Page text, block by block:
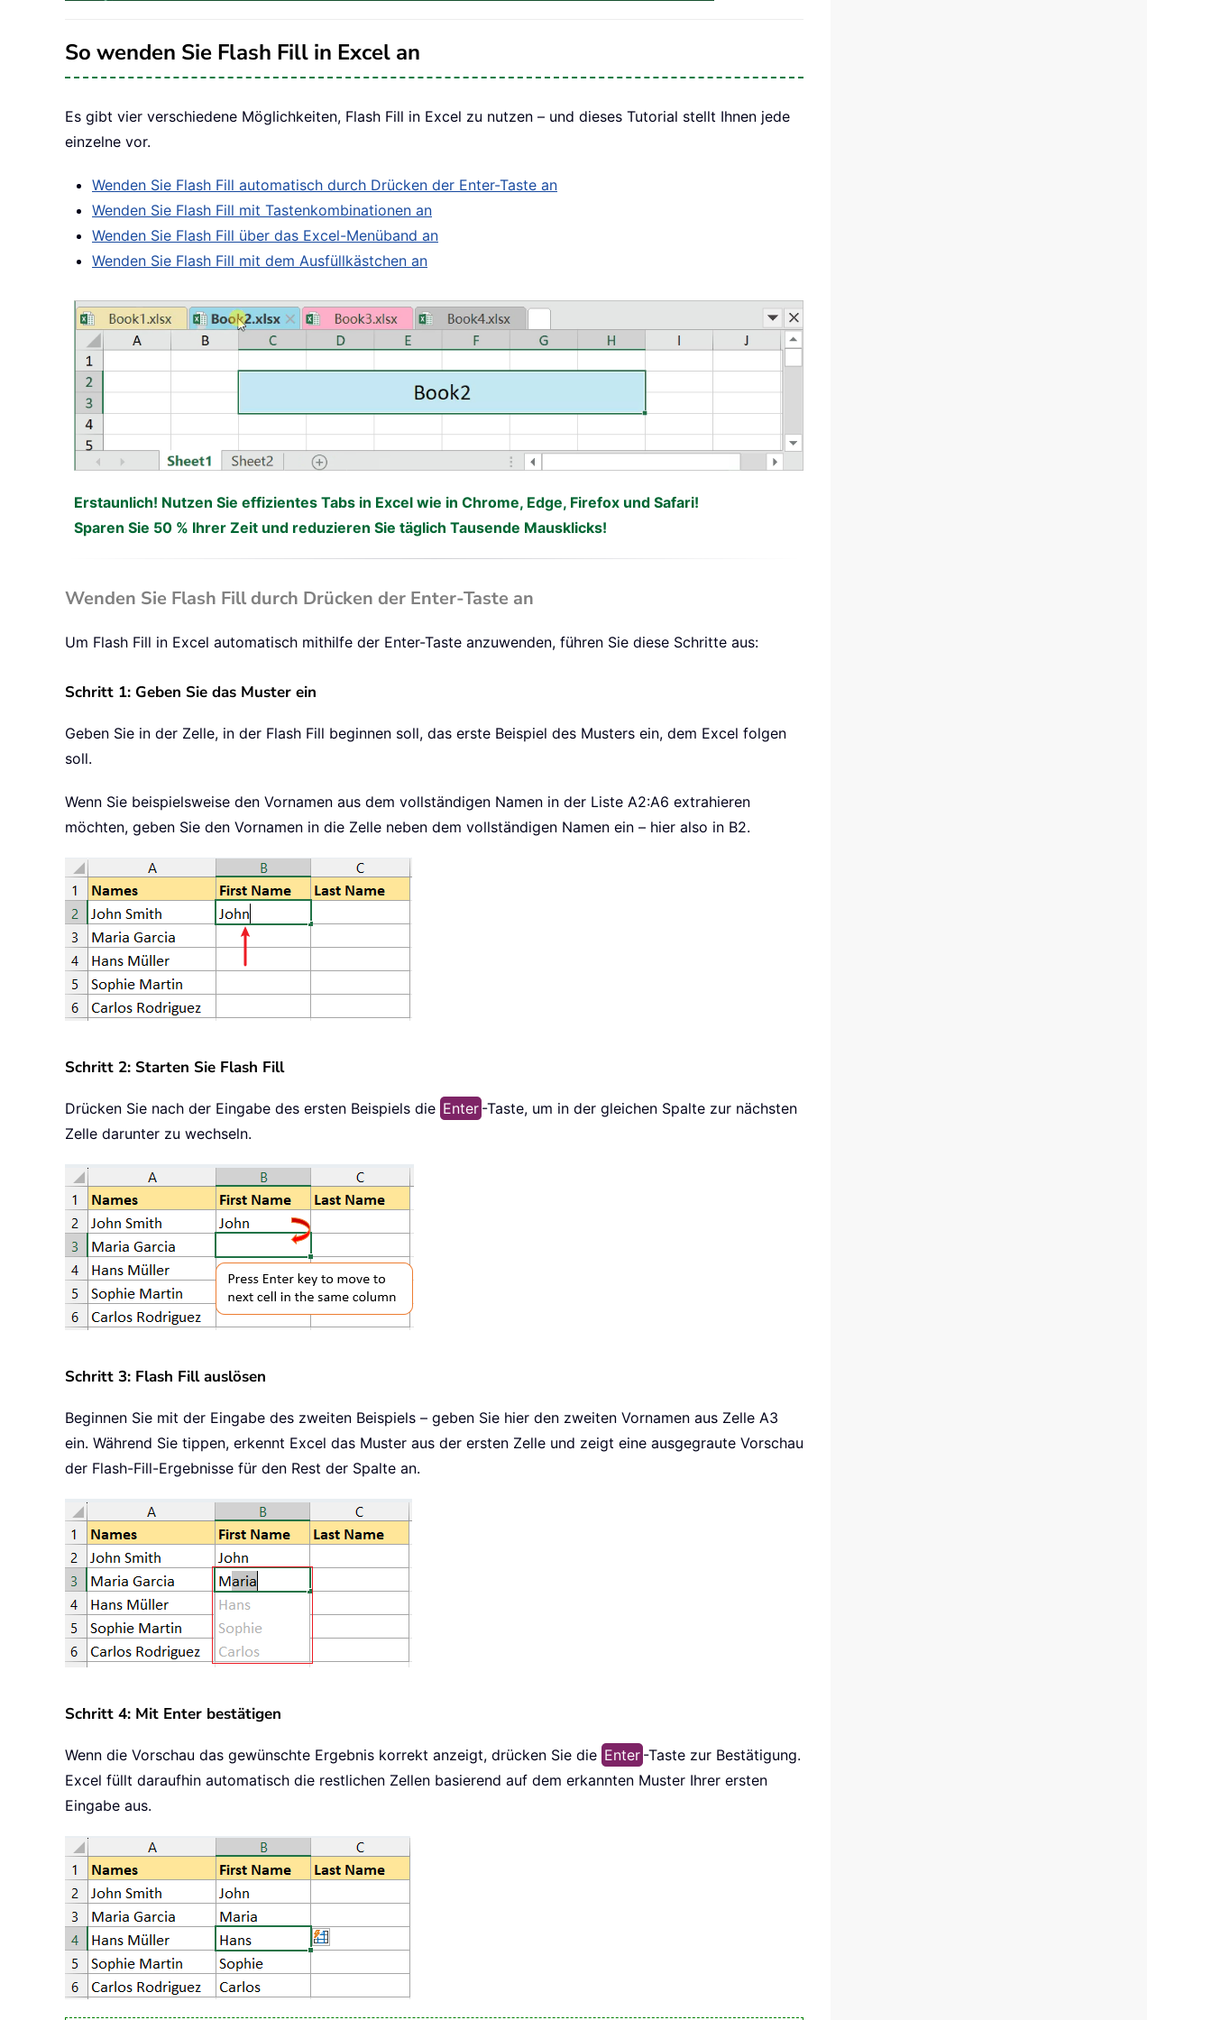
So wenden Sie Flash Fill in Excel an
Es gibt vier verschiedene Möglichkeiten, Flash Fill in Excel zu nutzen – und dieses Tutorial stellt Ihnen jede
einzelne vor.
Wenden Sie Flash Fill automatisch durch Drücken der Enter-Taste an
Wenden Sie Flash Fill mit Tastenkombinationen an
Wenden Sie Flash Fill über das Excel-Menüband an
Wenden Sie Flash Fill mit dem Ausfüllkästchen an
Erstaunlich! Nutzen Sie effizientes Tabs in Excel wie in Chrome, Edge, Firefox und Safari!
Sparen Sie 50 % Ihrer Zeit und reduzieren Sie täglich Tausende Mausklicks!
Wenden Sie Flash Fill durch Drücken der Enter-Taste an
Um Flash Fill in Excel automatisch mithilfe der Enter-Taste anzuwenden, führen Sie diese Schritte aus:
Schritt 1: Geben Sie das Muster ein
Geben Sie in der Zelle, in der Flash Fill beginnen soll, das erste Beispiel des Musters ein, dem Excel folgen
soll.
Wenn Sie beispielsweise den Vornamen aus dem vollständigen Namen in der Liste A2:A6 extrahieren
möchten, geben Sie den Vornamen in die Zelle neben dem vollständigen Namen ein – hier also in B2.
Schritt 2: Starten Sie Flash Fill
Drücken Sie nach der Eingabe des ersten Beispiels die Enter -Taste, um in der gleichen Spalte zur nächsten
Zelle darunter zu wechseln.
Schritt 3: Flash Fill auslösen
Beginnen Sie mit der Eingabe des zweiten Beispiels – geben Sie hier den zweiten Vornamen aus Zelle A3
ein. Während Sie tippen, erkennt Excel das Muster aus der ersten Zelle und zeigt eine ausgegraute Vorschau
der Flash-Fill-Ergebnisse für den Rest der Spalte an.
Schritt 4: Mit Enter bestätigen
Wenn die Vorschau das gewünschte Ergebnis korrekt anzeigt, drücken Sie die Enter -Taste zur Bestätigung.
Excel füllt daraufhin automatisch die restlichen Zellen basierend auf dem erkannten Muster Ihrer ersten
Eingabe aus.